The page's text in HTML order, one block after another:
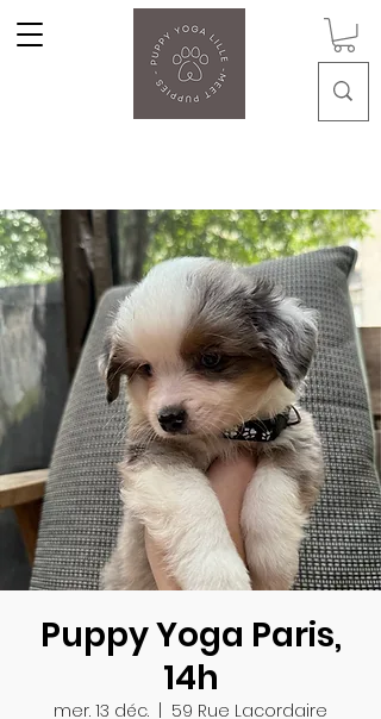
Puppy Yoga Paris,
14h
mer. 13 déc.
  |
59 Rue Lacordaire